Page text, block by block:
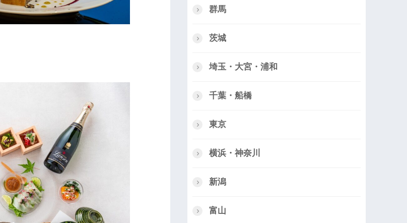
群馬
茨城
埼玉・大宮・浦和
千葉・船橋
東京
横浜・神奈川
新潟
富山